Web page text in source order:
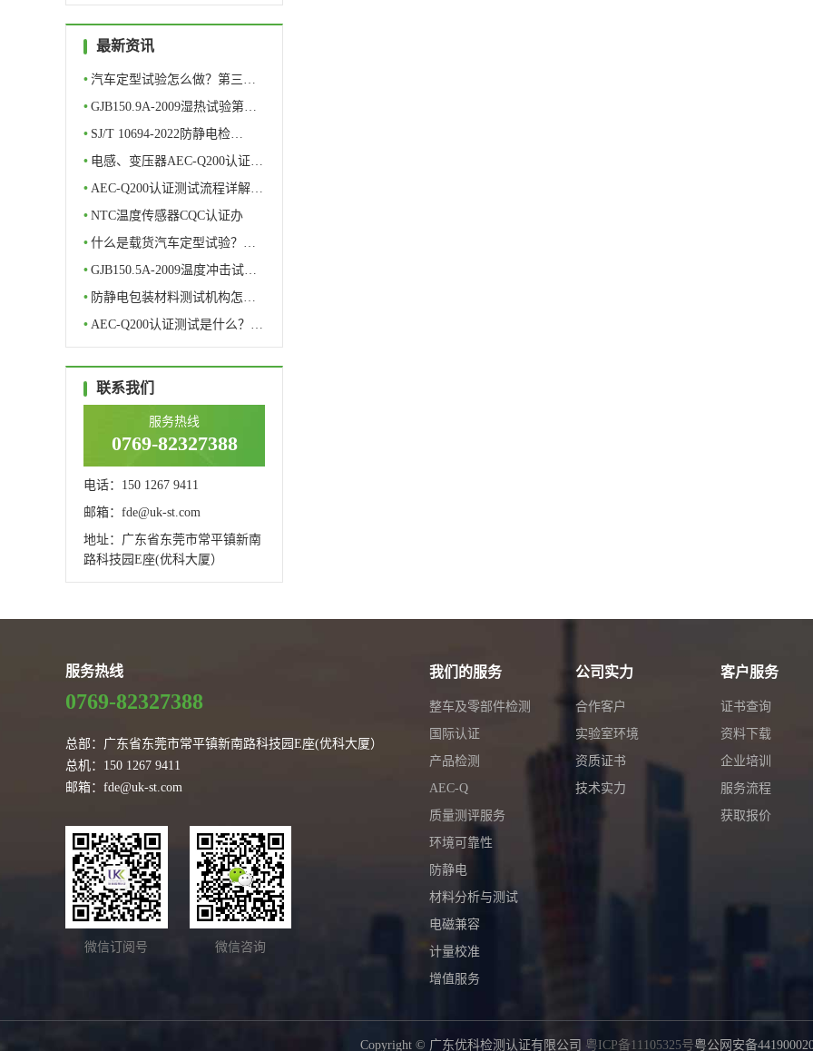
最新资讯
• 汽车定型试验怎么做？第三…
• GJB150.9A-2009湿热试验第…
• SJ/T 10694-2022防静电检…
• 电感、变压器AEC-Q200认证…
• AEC-Q200认证测试流程详解…
• NTC温度传感器CQC认证办
理…
• 什么是载货汽车定型试验？…
• GJB150.5A-2009温度冲击试…
• 防静电包装材料测试机构怎…
• AEC-Q200认证测试是什么？…
联系我们
服务热线
0769-82327388
电话：150 1267 9411
邮箱：fde@uk-st.com
地址：广东省东莞市常平镇新南
路科技园E座(优科大厦）
服务热线
0769-82327388
总部：广东省东莞市常平镇新南路科技园E座(优科大厦）
总机：150 1267 9411
邮箱：fde@uk-st.com
微信订阅号 微信咨询
我们的服务
整车及零部件检测
国际认证
产品检测
AEC-Q
质量测评服务
环境可靠性
防静电
材料分析与测试
电磁兼容
计量校准
增值服务
公司实力
合作客户
实验室环境
资质证书
技术实力
客户服务
证书查询
资料下载
企业培训
服务流程
获取报价
Copyright © 广东优科检测认证有限公司 粤ICP备11105325号粤公网安备